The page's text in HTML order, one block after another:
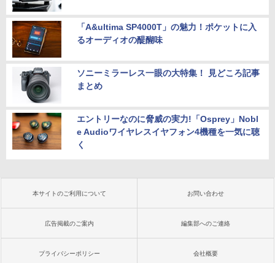
「A&ultima SP4000T」の魅力！ポケットに入
るオーディオの醍醐味
ソニーミラーレス一眼の大特集！ 見どころ記事
まとめ
エントリーなのに脅威の実力!「Osprey」Nobl
e Audioワイヤレスイヤフォン4機種を一気に聴
く
本サイトのご利用について お問い合わせ
広告掲載のご案内 編集部へのご連絡
プライバシーポリシー 会社概要